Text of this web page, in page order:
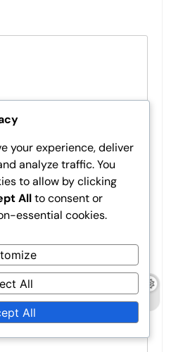
your experience, deliver
analyze traffic. You
to allow by clicking
Allto consent or
essential cookies.
All
All